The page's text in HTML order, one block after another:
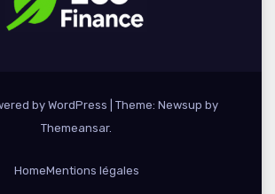
by WordPress
Theme: Newsup by
Themeansar.
HomeMentions légales